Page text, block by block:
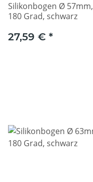
Silikonbogen Ø 57mm,
180 Grad, schwarz
27,59 € *